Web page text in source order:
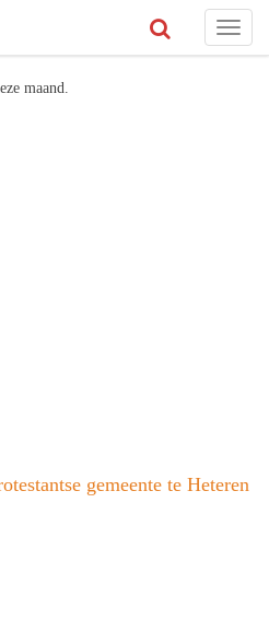
Toggle
maand.
gemeente te Heteren